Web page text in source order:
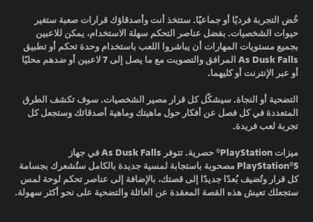
خُض التجربة فرديًا أو جماعيًا. ستتخذ أنت وأصدقاؤك قرارات صعبة ستغير
حيوات الشخصيات. بفضل عناصر التحكم سهلة الاستخدام، يمكن للاعبين
بجميع مستويات المهارات أن يباشروا اللعب باستخدام وحدة تحكم أو تطبيق
As Dusk Falls المرافق والتصويت مع ما يصل إلى 7 لاعبين أو ضدهم محليًا
أو عبر الإنترنت أو كليهما.
التضحية أو النجاة. سيشكّل كل قرار مصير الشخصيات. سوف تكشف الطرق
المتعددة في كل فصل عن أفكار حول ماهيتك وماهية أصدقائك وستجعل كل
تجربة لعب فريدة.
ميزات PlayStation® حصرية.
تتوفر As Dusk Falls في جهاز
PlayStation®5 مصحوبة باستجابة لمسية جديدة بالكامل ستُشعرك بجسامة
كل قرار وتُضيف بُعدًا جديدًا إلى قصتك، بالإضافة إلى عناصر تحكم لوحة لمس
ستجعلك تعيش هذه القصة المعقدة عن العائلة والتضحية على نحو أكثر سهولة.